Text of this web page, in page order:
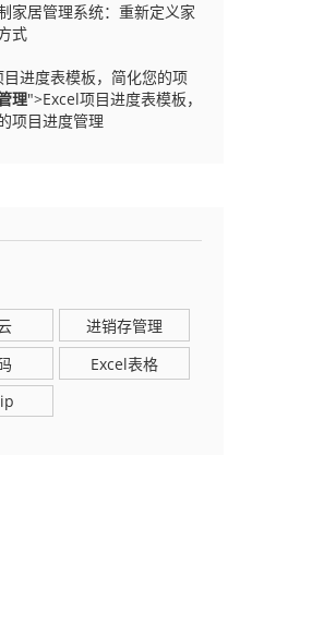
家居管理系统：重新定义家
式
目进度表模板，简化您的项
理">Excel项目进度表模板，
项目进度管理
进销存管理
Excel表格